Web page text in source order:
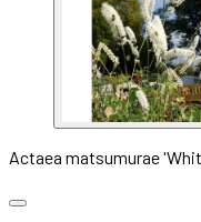
Actaea matsumurae